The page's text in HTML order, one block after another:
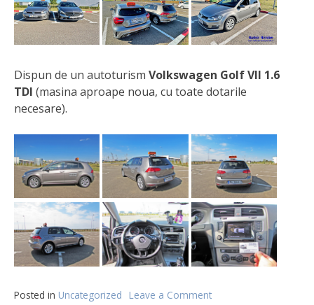
Dispun de un autoturism Volkswagen Golf VII 1.6
TDI (masina aproape noua, cu toate dotarile
necesare).
Posted in Uncategorized Leave a Comment